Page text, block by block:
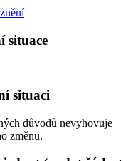
situace
situaci
důvodů nevyhovuje
změnu.